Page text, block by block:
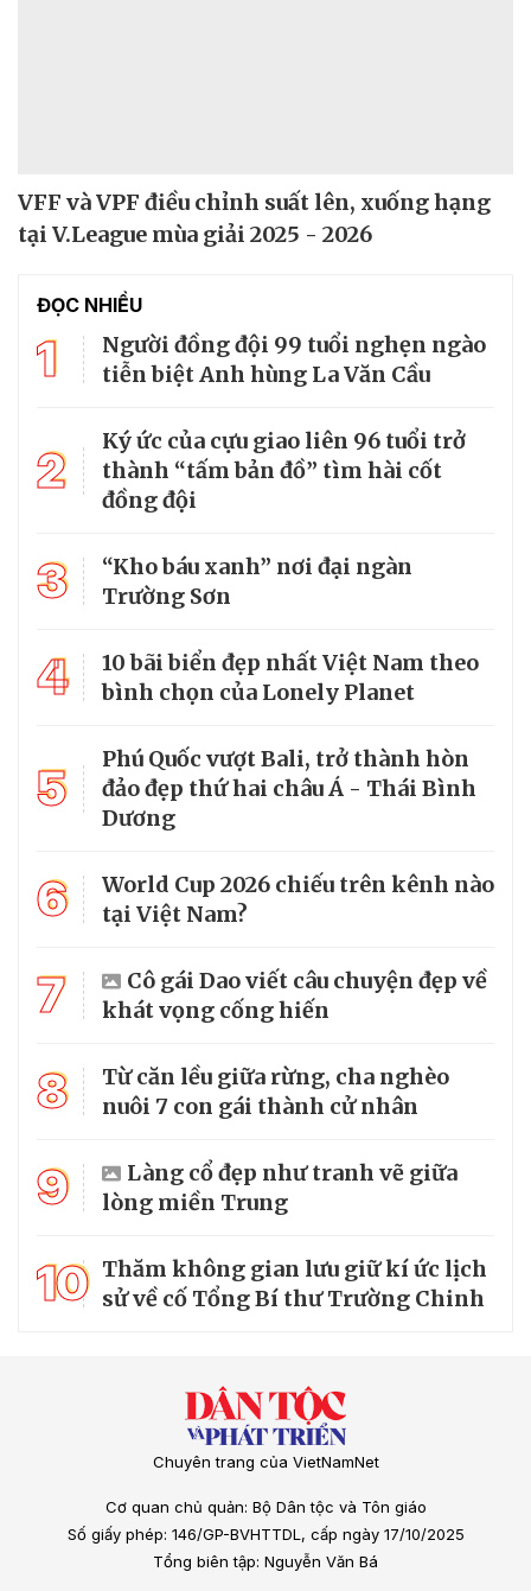
VFF và VPF điều chỉnh suất lên, xuống hạng
tại V.League mùa giải 2025 - 2026
ĐỌC NHIỀU
1
Người đồng đội 99 tuổi nghẹn ngào
tiễn biệt Anh hùng La Văn Cầu
2
Ký ức của cựu giao liên 96 tuổi trở
thành “tấm bản đồ” tìm hài cốt
đồng đội
3
“Kho báu xanh” nơi đại ngàn
Trường Sơn
4
10 bãi biển đẹp nhất Việt Nam theo
bình chọn của Lonely Planet
5
Phú Quốc vượt Bali, trở thành hòn
đảo đẹp thứ hai châu Á - Thái Bình
Dương
6
World Cup 2026 chiếu trên kênh nào
tại Việt Nam?
7
Cô gái Dao viết câu chuyện đẹp về
khát vọng cống hiến
8
Từ căn lều giữa rừng, cha nghèo
nuôi 7 con gái thành cử nhân
9
Làng cổ đẹp như tranh vẽ giữa
lòng miền Trung
10 Thăm không gian lưu giữ kí ức lịch
sử về cố Tổng Bí thư Trường Chinh
Chuyên trang của VietNamNet
Cơ quan chủ quản: Bộ Dân tộc và Tôn giáo
Số giấy phép: 146/GP-BVHTTDL, cấp ngày 17/10/2025
Tổng biên tập: Nguyễn Văn Bá